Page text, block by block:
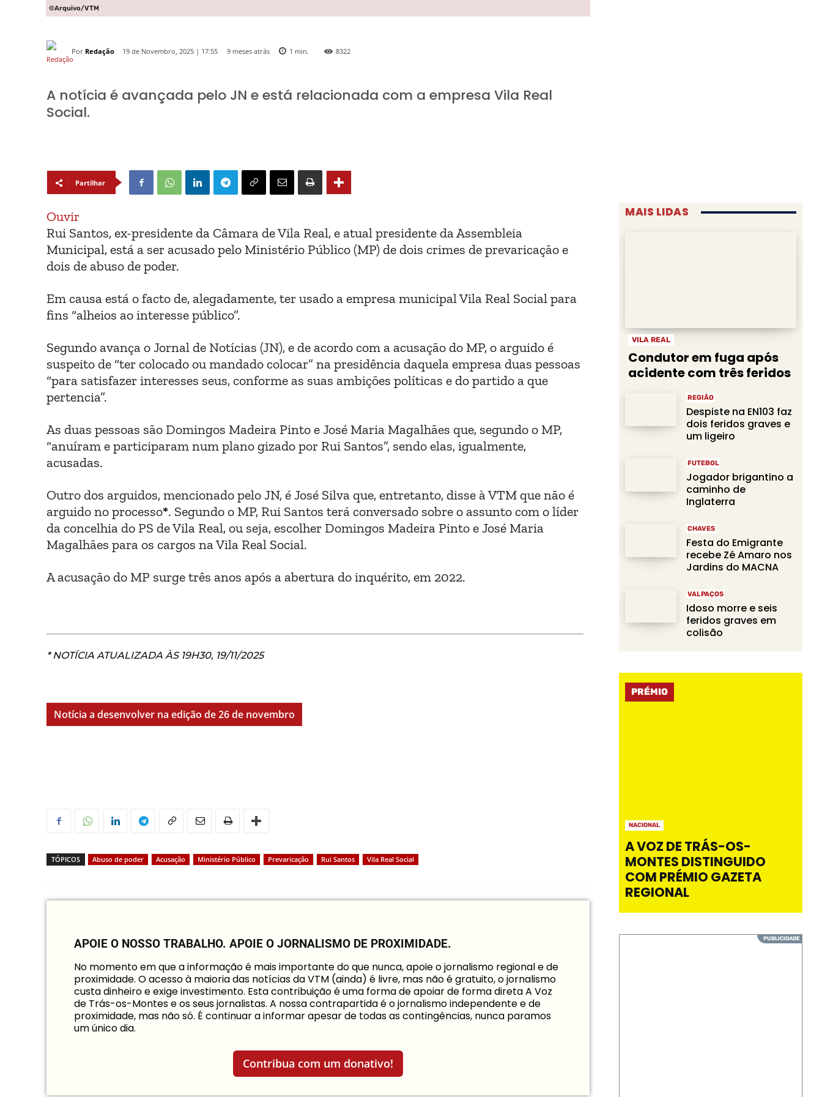
©Arquivo/VTM
Por Redação 19 de Novembro, 2025 | 17:55 9 meses atrás 1 min. 8322
A notícia é avançada pelo JN e está relacionada com a empresa Vila Real
Social.
Partilhar
Ouvir
Rui Santos, ex-presidente da Câmara de Vila Real, e atual presidente da Assembleia
Municipal, está a ser acusado pelo Ministério Público (MP) de dois crimes de prevaricação e
dois de abuso de poder.
Em causa está o facto de, alegadamente, ter usado a empresa municipal Vila Real Social para
fins “alheios ao interesse público”.
Segundo avança o Jornal de Notícias (JN), e de acordo com a acusação do MP, o arguido é
suspeito de “ter colocado ou mandado colocar” na presidência daquela empresa duas pessoas
“para satisfazer interesses seus, conforme as suas ambições políticas e do partido a que
pertencia”.
As duas pessoas são Domingos Madeira Pinto e José Maria Magalhães que, segundo o MP,
“anuíram e participaram num plano gizado por Rui Santos”, sendo elas, igualmente,
acusadas.
Outro dos arguidos, mencionado pelo JN, é José Silva que, entretanto, disse à VTM que não é
arguido no processo*. Segundo o MP, Rui Santos terá conversado sobre o assunto com o líder
da concelhia do PS de Vila Real, ou seja, escolher Domingos Madeira Pinto e José Maria
Magalhães para os cargos na Vila Real Social.
A acusação do MP surge três anos após a abertura do inquérito, em 2022.
* NOTÍCIA ATUALIZADA ÀS 19H30, 19/11/2025
Notícia a desenvolver na edição de 26 de novembro
TÓPICOS Abuso de poder Acusação Ministério Público Prevaricação Rui Santos Vila Real Social
APOIE O NOSSO TRABALHO. APOIE O JORNALISMO DE PROXIMIDADE.
No momento em que a informação é mais importante do que nunca, apoie o jornalismo regional e de
proximidade. O acesso à maioria das notícias da VTM (ainda) é livre, mas não é gratuito, o jornalismo
custa dinheiro e exige investimento. Esta contribuição é uma forma de apoiar de forma direta A Voz
de Trás-os-Montes e os seus jornalistas. A nossa contrapartida é o jornalismo independente e de
proximidade, mas não só. É continuar a informar apesar de todas as contingências, nunca paramos
um único dia.
Contribua com um donativo!
MAIS LIDAS
VILA REAL
Condutor em fuga após
acidente com três feridos
REGIÃO
Despiste na EN103 faz
dois feridos graves e
um ligeiro
FUTEBOL
Jogador brigantino a
caminho de
Inglaterra
CHAVES
Festa do Emigrante
recebe Zé Amaro nos
Jardins do MACNA
VALPAÇOS
Idoso morre e seis
feridos graves em
colisão
PRÉMIO
NACIONAL
A VOZ DE TRÁS-OS-
MONTES DISTINGUIDO
COM PRÉMIO GAZETA
REGIONAL